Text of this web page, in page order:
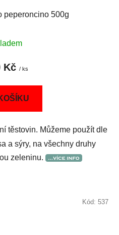
peperoncino 500g
Kč / ks
těstovin. Můžeme použít dle
a sýry, na všechny druhy
zeleninu.
Kód: 537